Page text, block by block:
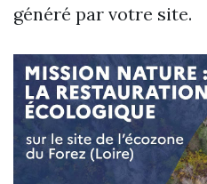
généré par votre site.